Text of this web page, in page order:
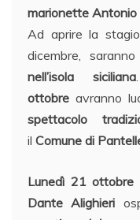
marionette Antonio
Ad aprire la
dicembre,
nell’isola siciliana.
ottobre avranno
spettacolo
il Comune di
Lunedì 21 ottobre
Dante Alighieri